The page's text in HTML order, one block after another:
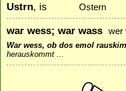
Ustrn, is Ostern
war wess; war wass wer
War wess, ob dos emol
herauskommt ...